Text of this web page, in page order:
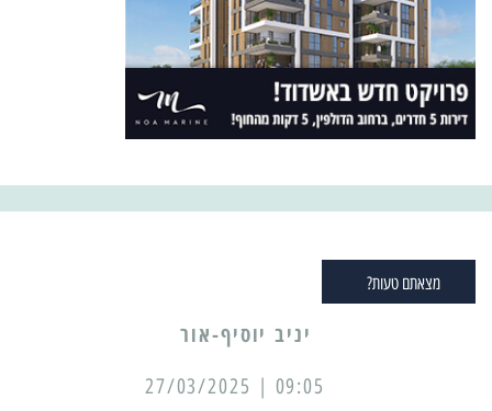
מצאתם טעות?
יניב יוסיף-אור
09:05 | 27/03/2025